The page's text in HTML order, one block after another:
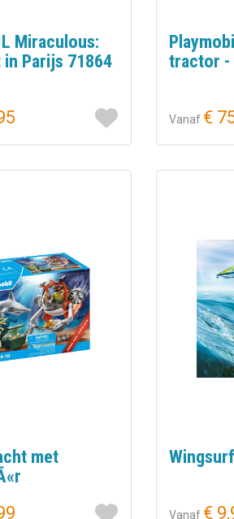
Miraculous:
Parijs 71864
tractor -
Vanaf €
met
Vanaf €